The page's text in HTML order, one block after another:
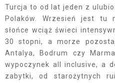
Turcja to od lat jeden z
Polaków. Wrzesień jest tu
słońce wciąż świeci
30 stopni, a morze
Antalya, Bodrum czy
wypoczynek all inclusive, a
zabytki, od starożytnych